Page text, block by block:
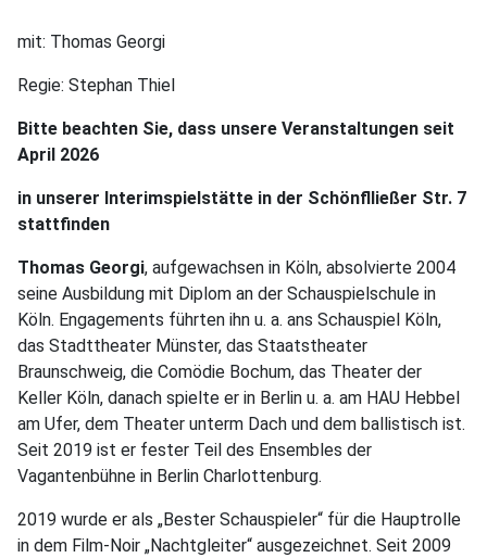
mit: Thomas Georgi
Regie: Stephan Thiel
Bitte beachten Sie, dass unsere Veranstaltungen seit
April 2026
in unserer Interimspielstätte in der Schönflließer Str. 7
stattfinden
Thomas Georgi, aufgewachsen in Köln, absolvierte 2004
seine Ausbildung mit Diplom an der Schauspielschule in
Köln. Engagements führten ihn u. a. ans Schauspiel Köln,
das Stadttheater Münster, das Staatstheater
Braunschweig, die Comödie Bochum, das Theater der
Keller Köln, danach spielte er in Berlin u. a. am HAU Hebbel
am Ufer, dem Theater unterm Dach und dem ballistisch ist.
Seit 2019 ist er fester Teil des Ensembles der
Vagantenbühne in Berlin Charlottenburg.
2019 wurde er als „Bester Schauspieler“ für die Hauptrolle
in dem Film-Noir „Nachtgleiter“ ausgezeichnet. Seit 2009